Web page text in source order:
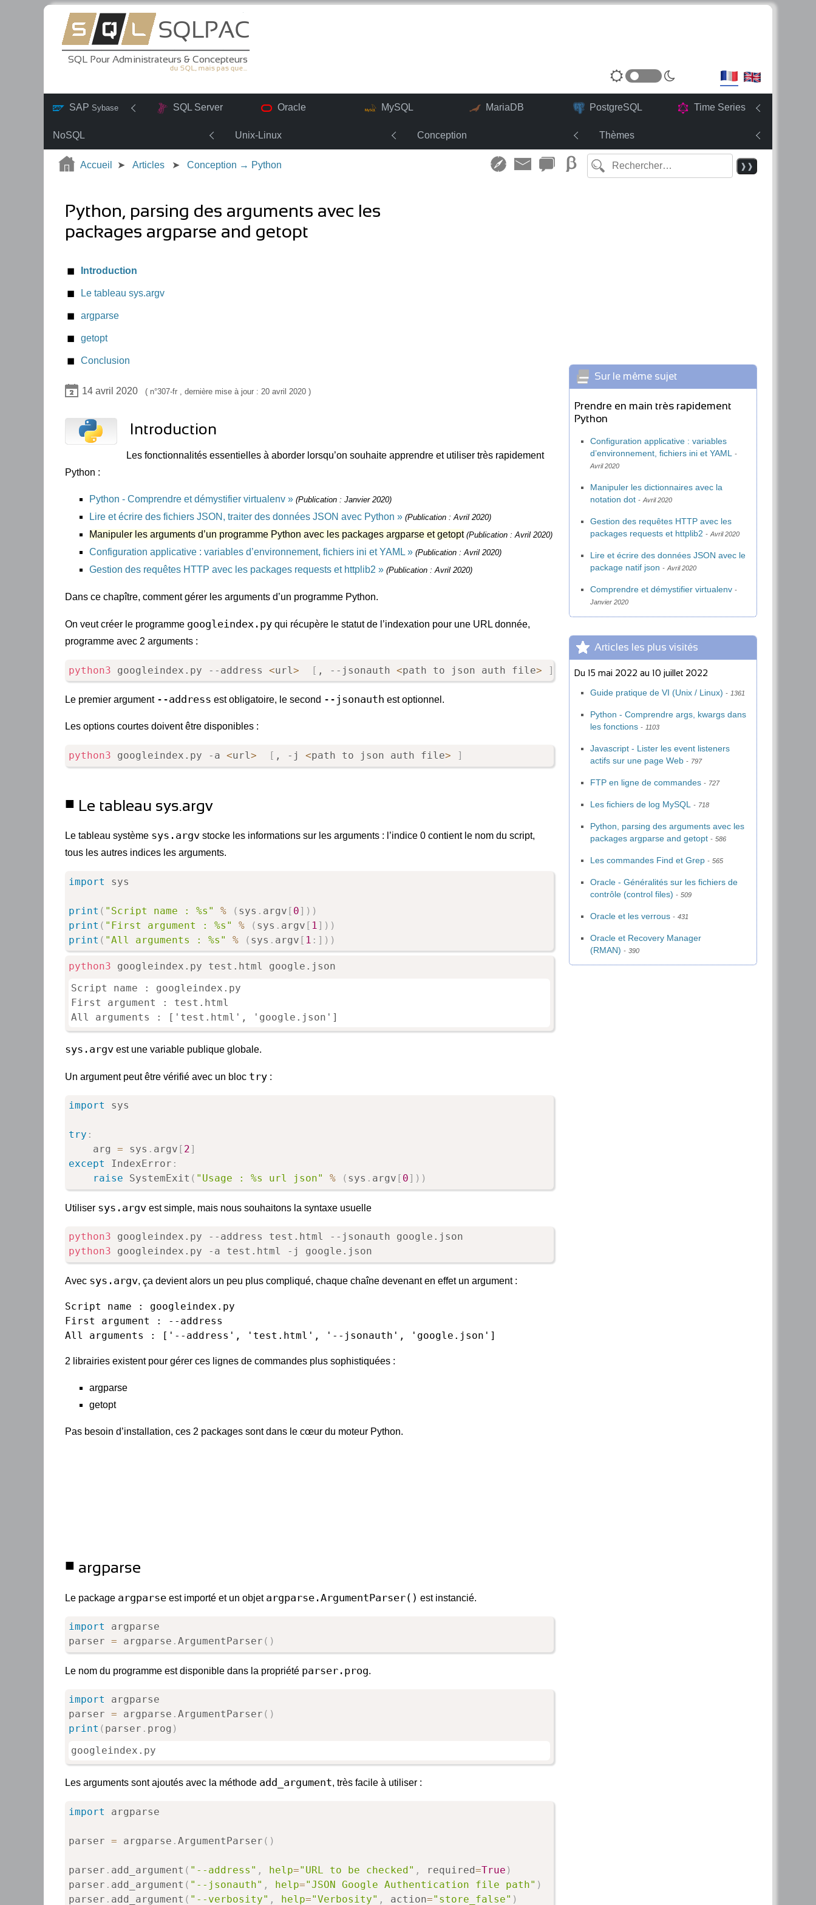
SAP Sybase SQL Server Oracle MySQL MariaDB PostgreSQL Time Series
NoSQL Unix-Linux Conception Thèmes
Accueil Articles Conception → Python ❱❱
Sur le même sujet
Prendre en main très rapidement
Python
Configuration applicative : variables
d’environnement, fichiers ini et YAML
Avril 2020
Manipuler les dictionnaires avec la
notation dot
Avril 2020
Gestion des requêtes HTTP avec les
packages requests et httplib2
Avril 2020
Lire et écrire des données JSON avec le
package natif json
Avril 2020
Comprendre et démystifier virtualenv
Janvier 2020
Articles les plus visités
Du 15 mai 2022 au 10 juillet 2022
Guide pratique de VI (Unix / Linux) 1361
Python - Comprendre args, kwargs dans
les fonctions
1103
Javascript - Lister les event listeners
actifs sur une page Web
797
FTP en ligne de commandes 727
Les fichiers de log MySQL 718
Python, parsing des arguments avec les
packages argparse and getopt
586
Les commandes Find et Grep 565
Oracle - Généralités sur les fichiers de
contrôle (control files)
509
Oracle et les verrous 431
Oracle et Recovery Manager
(RMAN)
390
Python, parsing des arguments avec les
packages argparse and getopt
Introduction
Le tableau sys.argv
argparse
Option nargs
arguments Parent
getopt
Conclusion
14 avril 2020 307-fr , dernière mise à jour : 20 avril 2020
Introduction
Les fonctionnalités essentielles à aborder lorsqu’on souhaite apprendre et utiliser très rapidement
Python :
Python - Comprendre et démystifier virtualenv (Publication : Janvier 2020)
Lire et écrire des fichiers JSON, traiter des données JSON avec Python (Publication : Avril 2020)
Manipuler les arguments d’un programme Python avec les packages argparse et getopt (Publication : Avril 2020)
Configuration applicative : variables d’environnement, fichiers ini et YAML (Publication : Avril 2020)
Gestion des requêtes HTTP avec les packages requests et httplib2 (Publication : Avril 2020)
Dans ce chapître, comment gérer les arguments d’un programme Python.
On veut créer le programme googleindex.py qui récupère le statut de l’indexation pour une URL donnée,
programme avec 2 arguments :
python3 googleindex.py --address <url > [ , --jsonauth <path to json auth file> ]
Le premier argument --address est obligatoire, le second --jsonauth est optionnel.
Les options courtes doivent être disponibles :
python3 googleindex.py -a <url> [ , -j <path to json auth file> ]
Le tableau sys.argv
Le tableau système sys.argv stocke les informations sur les arguments : l’indice 0 contient le nom du script,
tous les autres indices les arguments.
import sys
print ( "Script name : %s" % ( sys . argv [ 0] ) )
print ( "First argument : %s" % ( sys . argv [ 1] ) )
print ( "All arguments : %s" % ( sys . argv [ 1 : ] ) )
python3 googleindex.py test.html google.json
Script name : googleindex.py
First argument : test.html
All arguments : ['test.html', 'google.json']
sys.argv est une variable publique globale.
Un argument peut être vérifié avec un bloc try :
import sys
try :
	arg
= sys . argv [ 2]
except IndexError :
raise SystemExit ( "Usage : %s url json" % ( sys . argv [ 0] ) )
Utiliser sys.argv est simple, mais nous souhaitons la syntaxe usuelle
python3
python3 googleindex.py -a test.html -j google.json
Avec sys.argv, ça devient alors un peu plus compliqué, chaque chaîne devenant en effet un argument :
Script name : googleindex.py
First argument : --address
All arguments : ['--address', 'test.html', '--jsonauth', 'google.json']
2 librairies existent pour gérer ces lignes de commandes plus sophistiquées :
argparse
getopt
Pas besoin d’installation, ces 2 packages sont dans le cœur du moteur Python.
argparse
Le package argparse est importé et un objet argparse.ArgumentParser() est instancié.
import argparse
parser = argparse . ArgumentParser ( )
Le nom du programme est disponible dans la propriété parser.prog.
import argparse
parser = argparse . ArgumentParser ( )
print ( parser . prog )
googleindex.py
Les arguments sont ajoutés avec la méthode add_argument, très facile à utiliser :
import argparse
parser = argparse . ArgumentParser ( )
parser . add_argument ( "--address" , help="URL to be checked" , required=True )
parser . add_argument ( "--jsonauth" , help="JSON Google Authentication file path" )
parser . add_argument ( "--verbosity" , help="Verbosity" , action="store_false" )